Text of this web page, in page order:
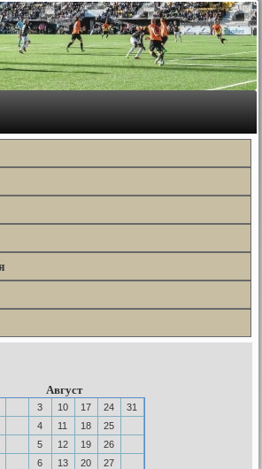
Август
3 10 17 24
31
4 11 18
25
5 12 19
26
6 13 20
27